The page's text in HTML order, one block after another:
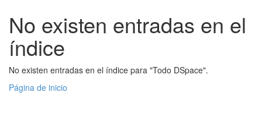
No existen entradas en el
índice
No existen entradas en el índice para "Todo DSpace".
Página de inicio